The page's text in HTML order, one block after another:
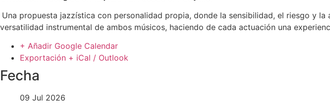
Una propuesta jazzística con personalidad propia, donde la sensibilidad, el riesgo y
versatilidad instrumental de ambos músicos, haciendo de cada actuación una
+ Añadir Google Calendar
Exportación + iCal / Outlook
Fecha
09 Jul 2026